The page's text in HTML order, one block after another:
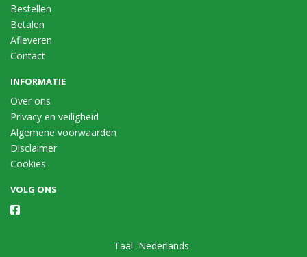
Bestellen
Betalen
Afleveren
Contact
INFORMATIE
Over ons
Privacy en veiligheid
Algemene voorwaarden
Disclaimer
Cookies
VOLG ONS
Taal